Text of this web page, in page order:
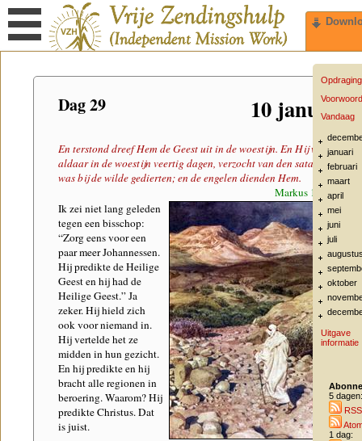
Opdraging
Voorwoord
Vandaag
januari
februari
maart
april
mei
juni
juli
oktober
Uitgave
informatie
5 dagen:
RSS
1 dag:
10 januari
Dag 29
En terstond dreef Hem de Geest uit in de woestijn. En Hij was
aldaar in de woestijn veertig dagen, verzocht van den satan; en
was bij de wilde gedierten; en de engelen dienden Hem.
Markus 1:12-13
Ik zei niet lang geleden
tegen een bisschop:
“Zorg eens voor een
paar meer Johannessen.
Hij predikte de Heilige
Geest en hij had de
Heilige Geest.” Ja
zeker. Hij hield zich
ook voor niemand in.
Hij vertelde het ze
midden in hun gezicht.
En hij predikte en hij
bracht alle regionen in
beroering. Waarom? Hij
predikte Christus. Dat
is juist.